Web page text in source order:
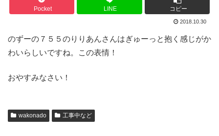
Pocket LINE コピー
2018.10.30
のずーの７５５のりりあんさんはぎゅーっと抱く感じがか
わいらしいですね。この表情！
おやすみなさい！
wakonado 工事中など